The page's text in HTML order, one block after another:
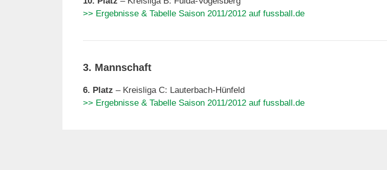
>> Ergebnisse & Tabelle Saison 2011/2012 auf fussball.de
3. Mannschaft
6. Platz – Kreisliga C: Lauterbach-Hünfeld
>> Ergebnisse & Tabelle Saison 2011/2012 auf fussball.de